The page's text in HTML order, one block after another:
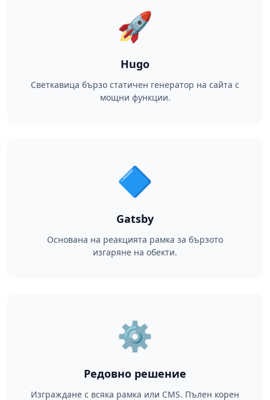
🚀
Hugo
Светкавица бързо статичен генератор на сайта с
мощни функции.
🔷
Gatsby
Основана на реакцията рамка за бързото
изгаряне на обекти.
⚙️
Редовно решение
Изграждане с всяка рамка или CMS. Пълен корен